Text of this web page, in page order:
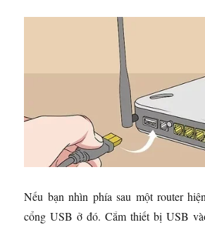
Nếu bạn nhìn phía sau một router
cổng USB ở đó. Cắm thiết bị USB